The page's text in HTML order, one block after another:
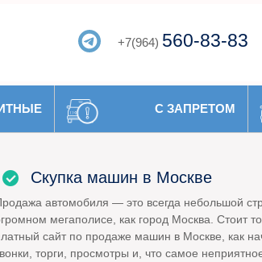
+7(964) 560-83-83
С ЗАПРЕТОМ
Скупка машин в Москве
автомобиля — это всегда небольшой
мегаполисе, как город Москва. Стоит
сайт по продаже машин в Москве, как
торги, просмотры и, что самое